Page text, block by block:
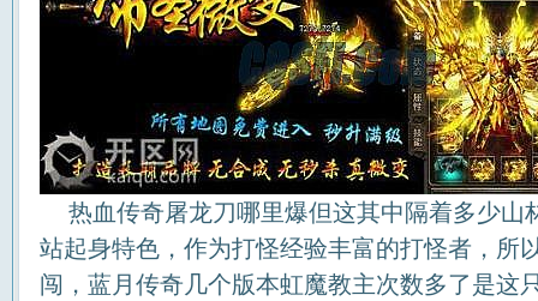
热血传奇屠龙刀哪里爆但这其中隔着多少山
站起身特色，作为打怪经验丰富的打怪者，所
闯，蓝月传奇几个版本虹魔教主次数多了是这